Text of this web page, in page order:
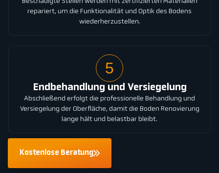
repariert, um die Funktionalität und Optik des Bodens
wiederherzustellen.
5
Endbehandlung und Versiegelung
Abschließend erfolgt die professionelle Behandlung und
Versiegelung der Oberfläche, damit die Boden Renovierung
lange hält und belastbar bleibt.
Kostenlose Beratung